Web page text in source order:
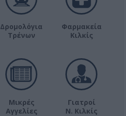
Δρομολόγια
Τρένων
Φαρμακεία
Κιλκίς
Μικρές
Αγγελίες
Γιατροί
Ν. Κιλκίς